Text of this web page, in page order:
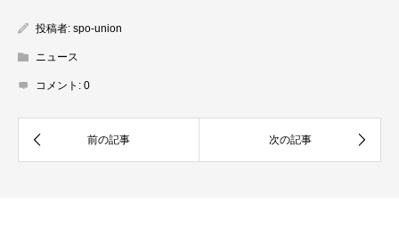
投稿者: spo-union
ニュース
コメント: 0